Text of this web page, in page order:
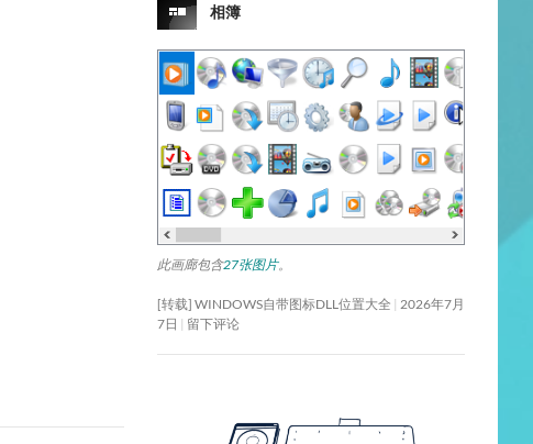
相簿
此画廊包含27张图片。
[转载] WINDOWS自带图标DLL位置大全 2026年7月
7日
留下评论